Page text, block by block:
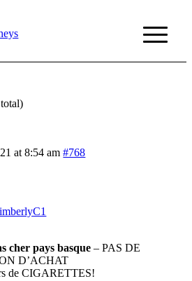
at 8:54 am #768
cher pays basque – PAS DE
D’ACHAT
de CIGARETTES!